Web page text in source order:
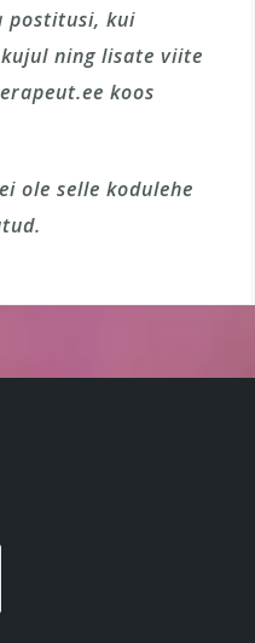
postitusi, kui
ning lisate viite
koos
ole selle kodulehe